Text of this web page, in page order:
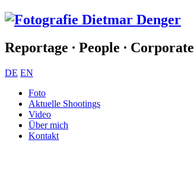
Reportage ∙ People ∙ Corporate
DE EN
Foto
Aktuelle Shootings
Video
Über mich
Kontakt